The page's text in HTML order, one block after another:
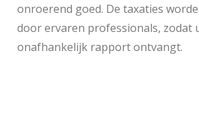
onroerend goed. De taxaties
door ervaren professionals, zodat
onafhankelijk rapport ontvangt.